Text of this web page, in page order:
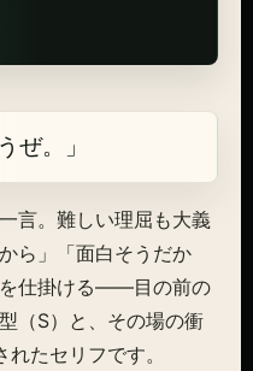
ぜ。」
言。難しい理屈も大義
ら」「面白そうだか
を仕掛ける——目の前の
（S）と、その場の衝
たセリフです。